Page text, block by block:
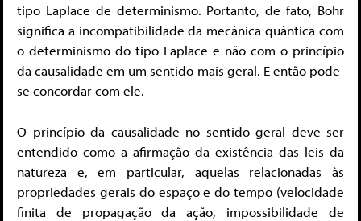
tipo Laplace de determinismo. Portanto, de fato, Bohr
significa a incompatibilidade da mecânica quântica com
o determinismo do tipo Laplace e não com o princípio
da causalidade em um sentido mais geral. E então pode-
se concordar com ele.
O princípio da causalidade no sentido geral deve ser
entendido como a afirmação da existência das leis da
natureza e, em particular, aquelas relacionadas às
propriedades gerais do espaço e do tempo (velocidade
finita de propagação da ação, impossibilidade de